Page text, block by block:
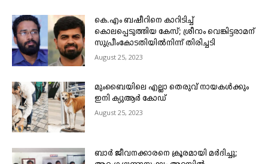
കെ.എം ബഷീറിനെ കാറിടിച്ച്
കൊലപ്പെടുത്തിയ കേസ്; ശ്രീറാം വെങ്കിട്ടരാമന്
സുപ്രീംകോടതിയിൽനിന്ന് തിരിച്ചടി
August 25, 2023
മുംബൈയിലെ എല്ലാ തെരുവ് നായകൾക്കും
ഇനി ക്യുആർ കോഡ്
August 25, 2023
ബാർ ജീവനക്കാരനെ ക്രൂരമായി മർദിച്ചു;